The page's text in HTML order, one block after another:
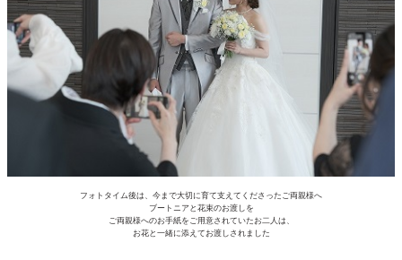
フォトタイム後は、今まで大切に育て支えてくださったご両親様へ
ブートニアと花束のお渡しを
ご両親様へのお手紙をご用意されていたお二人は、
お花と一緒に添えてお渡しされました